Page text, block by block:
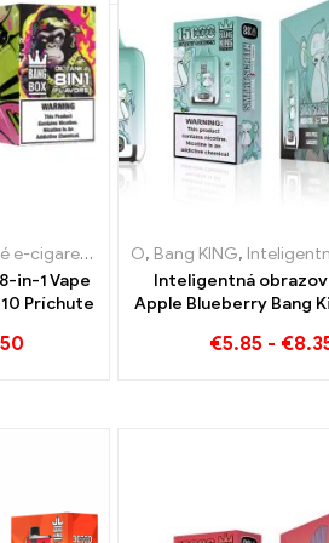
elektronické cigarety Luxembursko,
e-cigarety Jednorazové elektronické
in-1 Vape
Príchute
O, Bang KING, Inteligentná obrazovka
Inteligentná
Apple Blueberry Bang
vapovania plný
€5.85 - €